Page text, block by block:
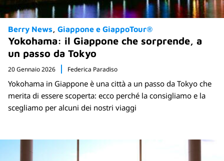
Berry News Giappone e GiappoTour®
Yokohama: il Giappone che sorprende, a
un passo da Tokyo
20 Gennaio 2026 Federica Paradiso
Yokohama in Giappone è una città a un passo da Tokyo che
merita di essere scoperta: ecco perché la consigliamo e la
scegliamo per alcuni dei nostri viaggi